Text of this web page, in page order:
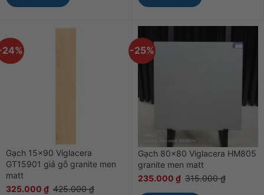
Gạch 15×90 Viglacera
GT15901 giả gỗ granite men
matt
325.000 ₫ 425.000₫
-25%
Gạch 80×80 Viglacera HM805
granite men matt
235.000 ₫ 315.000₫